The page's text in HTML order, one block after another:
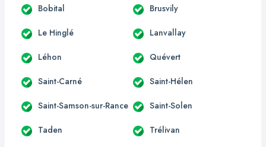
Bobital Brusvily
Le Hinglé Lanvallay
Léhon Quévert
Saint-Carné Saint-Hélen
Saint-Samson-sur-Rance Saint-Solen
Taden Trélivan